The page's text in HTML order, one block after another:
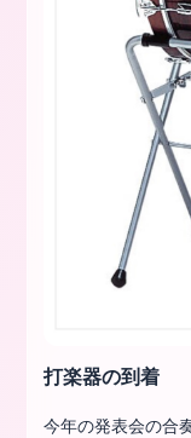
打楽器の到着
今年の発表会の合